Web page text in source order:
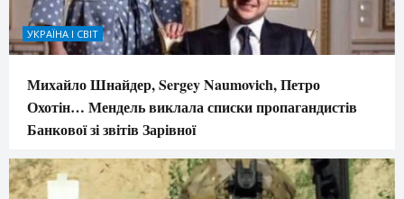
УКРАЇНА І СВІТ
Михайло Шнайдер, Sergey Naumovich, Петро
Охотін… Мендель виклала списки пропагандистів
Банкової зі звітів Зарівної